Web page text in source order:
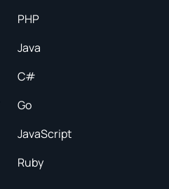
PHP
Java
C#
Go
JavaScript
Ruby